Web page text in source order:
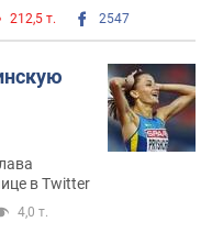
212,5 т. 2547
в Twitter
4,0 т.